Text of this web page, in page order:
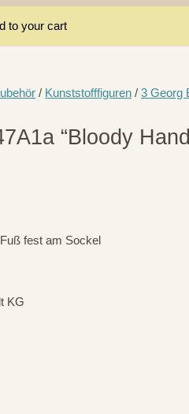
to your cart
/ Kunststofffiguren / 3 Georg
“Bloody
fest am Sockel
KG